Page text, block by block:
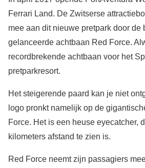
Ferrari Land. De Zwitserse
mee aan dit nieuwe pretpark door de
gelanceerde achtbaan Red Force.
recordbrekende achtbaan voor het
pretparkresort.
Het steigerende paard kan je niet
logo pronkt namelijk op de
Force. Het is een heuse eyecatcher,
kilometers afstand te zien is.
Red Force neemt zijn passagiers